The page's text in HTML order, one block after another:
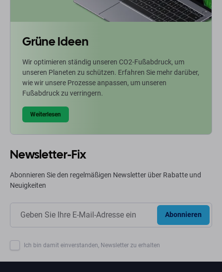
Grüne Ideen
Wir optimieren ständig unseren CO2-Fußabdruck, um
unseren Planeten zu schützen. Erfahren Sie mehr darüber,
wie wir unsere Prozesse anpassen, um unseren
Fußabdruck zu verringern.
Weiterlesen
Newsletter-Fix
Abonnieren Sie den regelmäßigen Newsletter über Rabatte und
Neuigkeiten
Abonnieren
Ich bin damit einverstanden, Newsletter zu erhalten